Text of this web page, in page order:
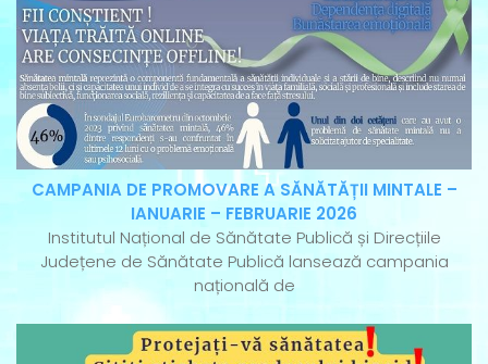
CAMPANIA DE PROMOVARE A SĂNĂTĂȚII MINTALE –
IANUARIE – FEBRUARIE 2026
Institutul Național de Sănătate Publică și Direcțiile
Județene de Sănătate Publică lansează campania
națională de